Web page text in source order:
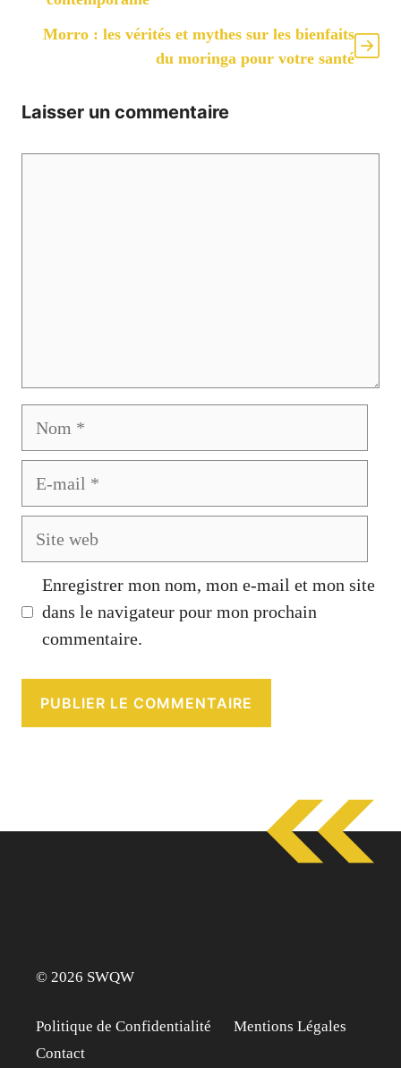
Morro : les vérités et mythes sur les bienfaits
du moringa pour votre santé
Laisser un commentaire
Enregistrer mon nom, mon e-mail et mon site
dans le navigateur pour mon prochain
commentaire.
© 2026 SWQW
Politique de Confidentialité
Mentions Légales
Contact